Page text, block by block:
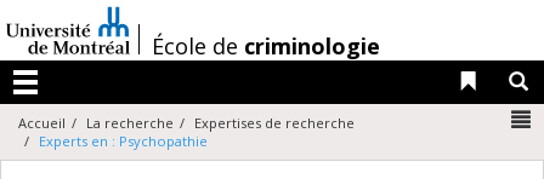
au
contenu
/École de criminologie
Menu
Liens
Accueil La recherche
Expertises de recherche
Experts en : Psychopathie